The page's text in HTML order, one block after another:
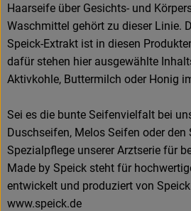
Haarseife über Gesichts- und
Waschmittel gehört zu dieser Linie.
Speick-Extrakt ist in diesen
dafür stehen hier ausgewählte
Aktivkohle, Buttermilch oder Honig
Sei es die bunte Seifenvielfalt bei
Duschseifen, Melos Seifen oder
Spezialpflege unserer Arztserie für
Made by Speick steht für
entwickelt und produziert von
www.speick.de